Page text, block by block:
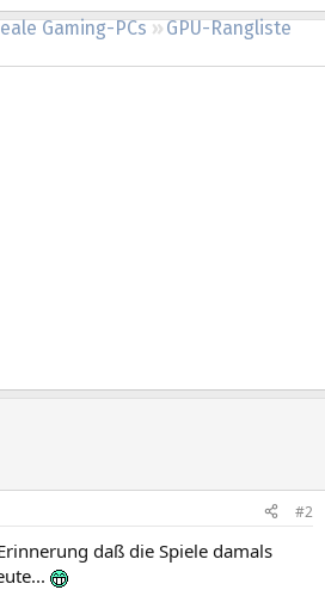
Gaming-PCs
GPU-Rangliste
#2
daß die Spiele damals